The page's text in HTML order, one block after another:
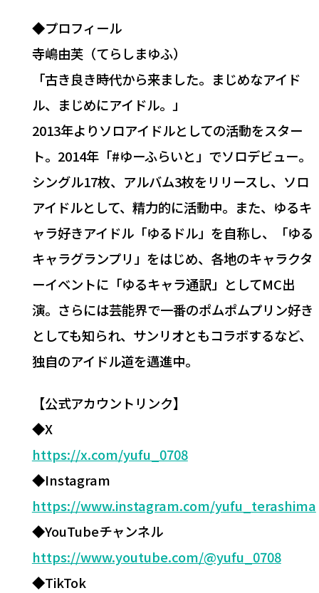
◆プロフィール
寺嶋由芙（てらしまゆふ）
「古き良き時代から来ました。まじめなアイド
ル、まじめにアイドル。」
2013年よりソロアイドルとしての活動をスター
ト。2014年「#ゆーふらいと」でソロデビュー。
シングル17枚、アルバム3枚をリリースし、ソロ
アイドルとして、精力的に活動中。また、ゆるキ
ャラ好きアイドル「ゆるドル」を自称し、「ゆる
キャラグランプリ」をはじめ、各地のキャラクタ
ーイベントに「ゆるキャラ通訳」としてMC出
演。さらには芸能界で一番のポムポムプリン好き
としても知られ、サンリオともコラボするなど、
独自のアイドル道を邁進中。
【公式アカウントリンク】
◆X
https://x.com/yufu_0708
◆Instagram
https://www.instagram.com/yufu_terashima
◆YouTubeチャンネル
https://www.youtube.com/@yufu_0708
◆TikTok